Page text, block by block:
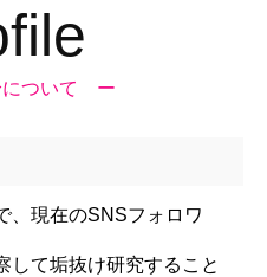
ついて ー
、現在のSNSフォロワ
して垢抜け研究すること